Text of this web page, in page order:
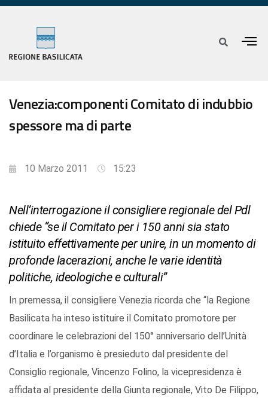
Venezia:componenti Comitato di indubbio
spessore ma di parte
10 Marzo 2011 15:23
Nell’interrogazione il consigliere regionale del Pdl
chiede “se il Comitato per i 150 anni sia stato
istituito effettivamente per unire, in un momento di
profonde lacerazioni, anche le varie identità
politiche, ideologiche e culturali”
In premessa, il consigliere Venezia ricorda che “la Regione
Basilicata ha inteso istituire il Comitato promotore per
coordinare le celebrazioni del 150° anniversario dell’Unità
d’Italia e l’organismo è presieduto dal presidente del
Consiglio regionale, Vincenzo Folino, la vicepresidenza è
affidata al presidente della Giunta regionale, Vito De Filippo,